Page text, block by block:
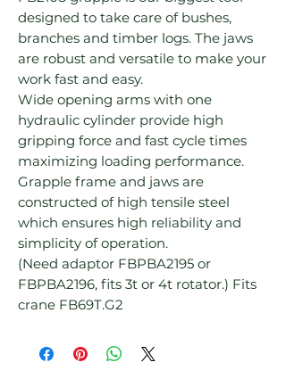
designed to take care of bushes,
branches and timber logs. The jaws
are robust and versatile to make your
work fast and easy.
Wide opening arms with one
hydraulic cylinder provide high
gripping force and fast cycle times
maximizing loading performance.
Grapple frame and jaws are
constructed of high tensile steel
which ensures high reliability and
simplicity of operation.
(Need adaptor FBPBA2195 or
FBPBA2196, fits 3t or 4t rotator.) Fits
crane FB69T.G2